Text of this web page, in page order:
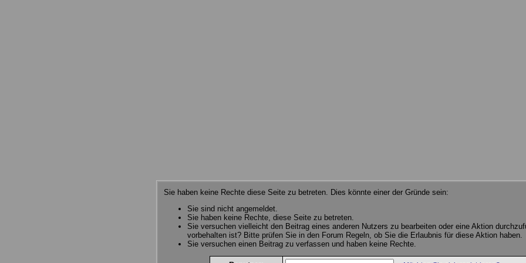
Sie haben keine Rechte diese Seite zu betreten. Dies könnte einer der Gründe sein:
Sie sind nicht angemeldet.
Sie haben keine Rechte, diese Seite zu betreten.
Sie versuchen vielleicht den Beitrag eines anderen Nutzers zu bearbeiten oder eine Aktion
vorbehalten ist? Bitte prüfen Sie in den Forum Regeln, ob Sie die Erlaubnis für diese Aktion haben.
Sie versuchen einen Beitrag zu verfassen und haben keine Rechte.